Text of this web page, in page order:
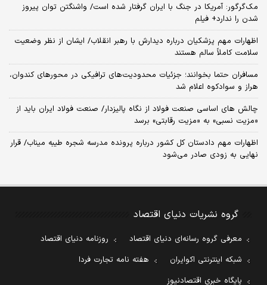
مک‌گرگور: آمریکا در جنگ با ایران گرفتار شده است/ واشنگتن توان پیروز
شدن را ندارد+ فیلم
اظهارات مهم پزشکیان درباره دیدارش با رهبر انقلاب/ ایشان از نظر وضعیت
سلامت کاملاً سالم هستند
مسافران حتما بخوانند؛ جزئیات محدودیت‌های ترافیکی در محورهای کندوان،
هراز و سوادکوه اعلام شد
چالش‌ های اساسی صنعت فولاد از نگاه پالیزدار/ صنعت فولاد ایران باید از
«مزیت نسبی» به «مزیت رقابتی» برسد
اظهارات مهم دادستان کل کشور درباره پرونده مدرسه شجره طیبه میناب/ قرار
نهایی به زودی صادر می‌شود
گروه نشریات دنیای اقتصاد
معرفی گروه رسانه‌ای دنیای اقتصاد
روزنامه دنیای اقتصاد
شبکه اینترنتی اکوایران
هفته نامه تجارت فردا
پایگاه خبری اقتصادنیوز